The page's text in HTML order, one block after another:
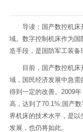
导读：国产数控机床
域。数字控制机床作为国
造手段，是国防军工装备
目前，国产数控机床
域，国民经济发展中急
得到一定的改善。2009
高，达到了70.1%;国产
界机床的技术水平，是
发展，也仍将如此。